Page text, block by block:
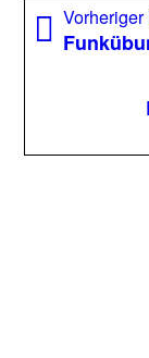
Vorheriger